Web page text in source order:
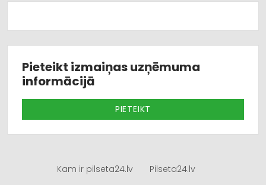
Pieteikt izmaiņas uzņēmuma
informācijā
PIETEIKT
Kam ir pilseta24.lv Pilseta24.lv